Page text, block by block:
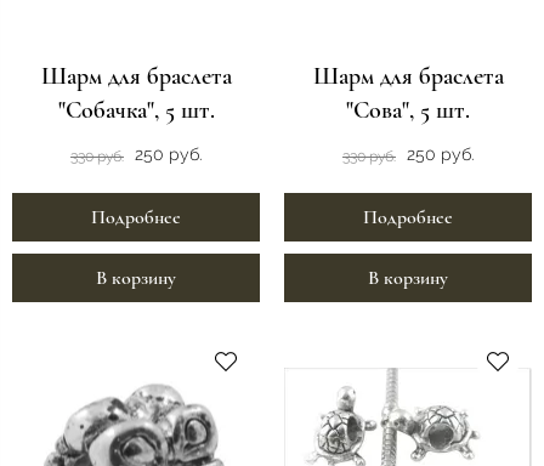
Шарм для браслета
"Собачка", 5 шт.
330 руб. 250 руб.
Подробнее
В корзину
Шарм для браслета
"Сова", 5 шт.
330 руб. 250 руб.
Подробнее
В корзину